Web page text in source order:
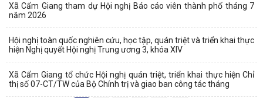
Xã Cẩm Giang tham dự Hội nghị Báo cáo viên thành phố tháng 7
năm 2026
Hội nghị toàn quốc nghiên cứu, học tập, quán triệt và triển khai thực
hiện Nghị quyết Hội nghị Trung ương 3, khóa XIV
Xã Cẩm Giang tổ chức Hội nghị quán triệt, triển khai thực hiện Chỉ
thị số 07-CT/TW của Bộ Chính trị và giao ban công tác tháng